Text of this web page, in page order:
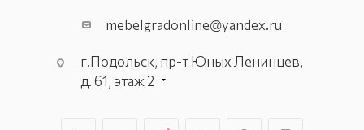
mebelgradonline@yandex.ru
г.Подольск, пр-т Юных Ленинцев,
д. 61, этаж 2